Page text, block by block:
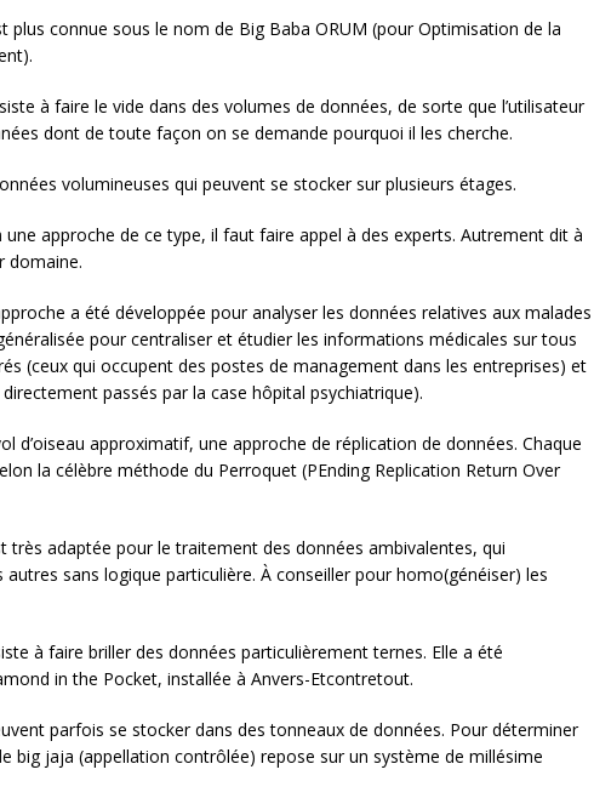
plus connue sous le nom de Big Baba ORUM (pour Optimisation de la
à faire le vide dans des volumes de données, de sorte que l’utilisateur
dont de toute façon on se demande pourquoi il les cherche.
volumineuses qui peuvent se stocker sur plusieurs étages.
une approche de ce type, il faut faire appel à des experts. Autrement dit à
domaine.
a été développée pour analyser les données relatives aux malades
pour centraliser et étudier les informations médicales sur tous
(ceux qui occupent des postes de management dans les entreprises) et
passés par la case hôpital psychiatrique).
d’oiseau approximatif, une approche de réplication de données. Chaque
la célèbre méthode du Perroquet (PEnding Replication Return Over
très adaptée pour le traitement des données ambivalentes, qui
autres sans logique particulière. À conseiller pour homo(généiser) les
à faire briller des données particulièrement ternes. Elle a été
in the Pocket, installée à Anvers-Etcontretout.
parfois se stocker dans des tonneaux de données. Pour déterminer
big jaja (appellation contrôlée) repose sur un système de millésime